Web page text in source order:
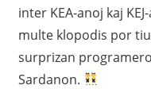
inter KEA-anoj kaj
multe klopodis por
surprizan
Sardanon.